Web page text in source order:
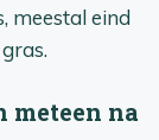
meestal eind
meteen na